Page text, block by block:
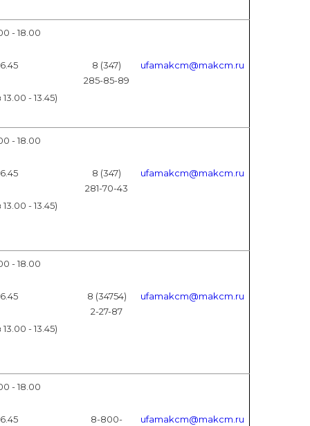
- 18.00
- 13.45)
8 (347)
285-85-89
ufamakcm@makcm.ru
- 18.00
- 13.45)
8 (347)
281-70-43
ufamakcm@makcm.ru
- 18.00
- 13.45)
8 (34754)
2-27-87
ufamakcm@makcm.ru
- 18.00
8-800- ufamakcm@makcm.ru